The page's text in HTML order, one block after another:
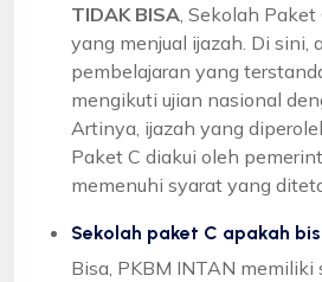
TIDAK BISA , Sekolah
yang menjual ijazah. Di sini,
pembelajaran yang
mengikuti ujian nasional
Artinya, ijazah yang
Paket C diakui oleh
memenuhi syarat yang
Sekolah paket C apakah
Bisa, PKBM INTAN memiliki